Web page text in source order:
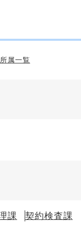
属一覧
課 契約検査課